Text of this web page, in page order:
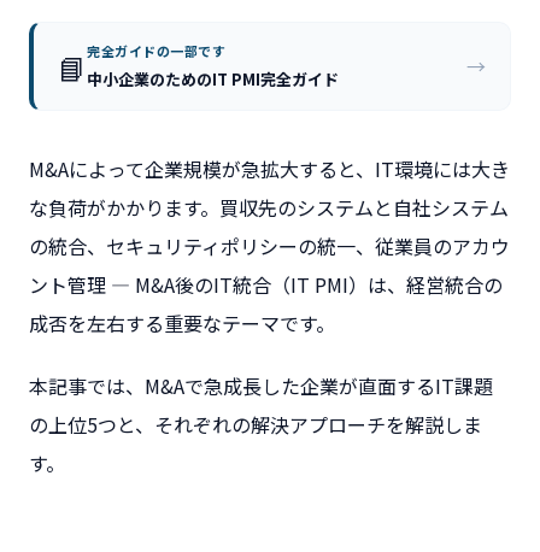
📘 完全ガイドの一部です
中小企業のためのIT PMI完全ガイド →
M&Aによって企業規模が急拡大すると、IT環境には大き
な負荷がかかります。買収先のシステムと自社システム
の統合、セキュリティポリシーの統一、従業員のアカウ
ント管理 ― M&A後のIT統合（IT PMI）は、経営統合の
成否を左右する重要なテーマです。
本記事では、M&Aで急成長した企業が直面するIT課題
の上位5つと、それぞれの解決アプローチを解説しま
す。